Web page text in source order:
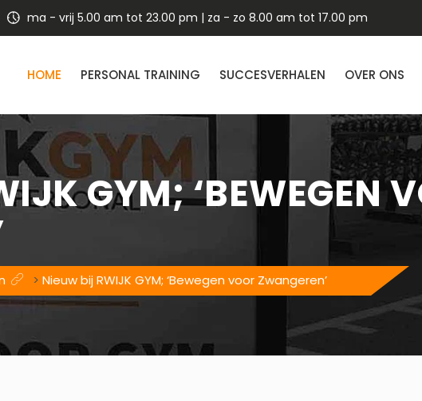
ma - vrij 5.00 am tot 23.00 pm | za - zo 8.00 am tot 17.00 pm
HOME PERSONAL TRAINING SUCCESVERHALEN OVER ONS
GYM; ‘BEWEGEN
> Nieuw bij RWIJK GYM; ‘Bewegen voor Zwangeren’